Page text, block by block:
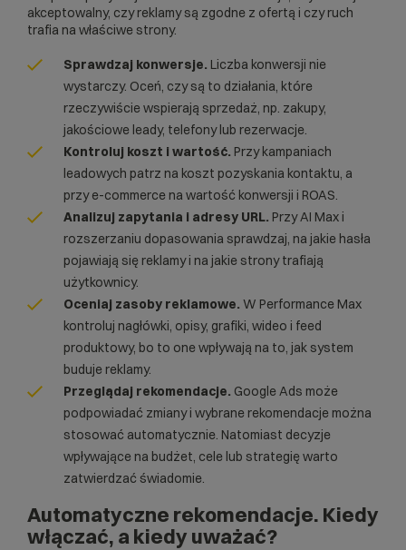
akceptowalny, czy reklamy są zgodne z ofertą i czy ruch
trafia na właściwe strony.
Sprawdzaj konwersje. Liczba konwersji nie
wystarczy. Oceń, czy są to działania, które
rzeczywiście wspierają sprzedaż, np. zakupy,
jakościowe leady, telefony lub rezerwacje.
Kontroluj koszt i wartość. Przy kampaniach
leadowych patrz na koszt pozyskania kontaktu, a
przy e-commerce na wartość konwersji i ROAS.
Analizuj zapytania i adresy URL. Przy AI Max i
rozszerzaniu dopasowania sprawdzaj, na jakie hasła
pojawiają się reklamy i na jakie strony trafiają
użytkownicy.
Oceniaj zasoby reklamowe. W Performance Max
kontroluj nagłówki, opisy, grafiki, wideo i feed
produktowy, bo to one wpływają na to, jak system
buduje reklamy.
Przeglądaj rekomendacje. Google Ads może
podpowiadać zmiany i wybrane rekomendacje można
stosować automatycznie. Natomiast decyzje
wpływające na budżet, cele lub strategię warto
zatwierdzać świadomie.
Automatyczne rekomendacje. Kiedy
włączać, a kiedy uważać?